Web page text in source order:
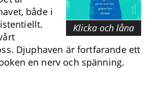
Klicka och låna
både i
Djuphaven är fortfarande ett
en nerv och spänning.